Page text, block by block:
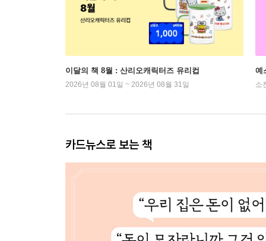
이달의 책 8월 : 산리오캐릭터즈 유리컵
2026년 08월 01일 ~ 2026년 08월 31일
예
소
카드뉴스로 보는 책